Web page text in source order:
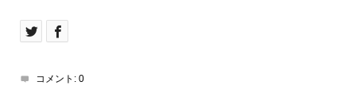
コメント: 0